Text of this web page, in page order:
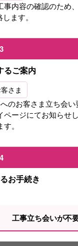
内容の確認のため
ます。
るご案内
さま
のお客さま立ち会
ージにてお知らせ
。
お手続き
工事立ち会いが不